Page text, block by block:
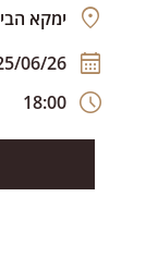
ימקא
06/26
18:00